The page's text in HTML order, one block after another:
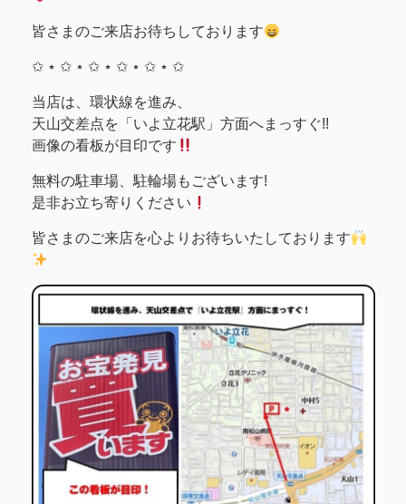
皆さまのご来店お待ちしております
✩ ⋆ ✩ ⋆ ✩ ⋆ ✩ ⋆ ✩ ⋆ ✩
当店は、環状線を進み、
天山交差点を「いよ立花駅」方面へまっすぐ!!
画像の看板が目印です
無料の駐車場、駐輪場もございます!
是非お立ち寄りください
皆さまのご来店を心よりお待ちいたしております